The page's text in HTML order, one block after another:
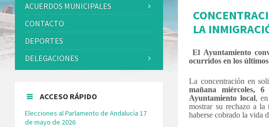
LA
El Ayuntamiento
ocurridos en los
La concentración en
mañana miércoles,
Ayuntamiento local,
mostrar su rechazo a la
haberse cobrado la vida
ACUERDOS MUNICIPALES
CONTACTO
DEPORTES
DELEGACIONES
ACCESO RÁPIDO
Elecciones al Parlamento de Andalucía 17
de mayo de 2026